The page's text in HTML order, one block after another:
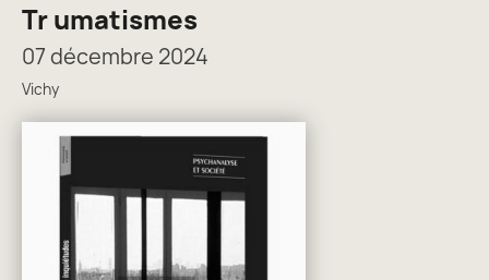
Tr umatismes
07 décembre 2024
Vichy